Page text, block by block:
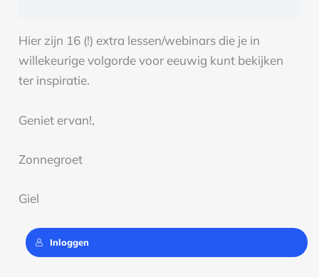
Hier zijn 16 (!) extra lessen/webinars die je in
willekeurige volgorde voor eeuwig kunt bekijken
ter inspiratie.
Geniet ervan!,
Zonnegroet
Giel
Inloggen